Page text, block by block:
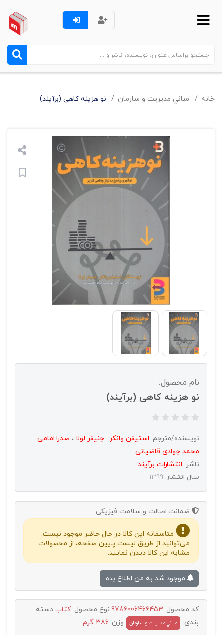
خانه مباني مديريت و سازمان نو هزینه کاهی (برآیند)
نام محصول:
نو هزینه کاهی (برآیند)
نویسنده/مترجم: استیفن وانکر . جنیفر لولا ، صدرا امامی .
محمد جوادی قاضیانی
ناشر: انتشارات برآیند
سال انتشار: 1399
ضمانت اصالت و سلامت فیزیکی
متاسفانه این کالا در حال حاضر موجود نیست.
می‌توانید از طریق لیست پایین صفحه، از محصولات
مشابه این کالا دیدن نمایید.
کد محصول: 9786006466453 نوع محصول:کتاب دسته
بندی:
مباني مديريت و سازمان وزن: 386 گرم